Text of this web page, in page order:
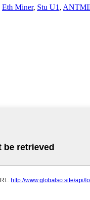
Eth Miner, Stu U1 ,